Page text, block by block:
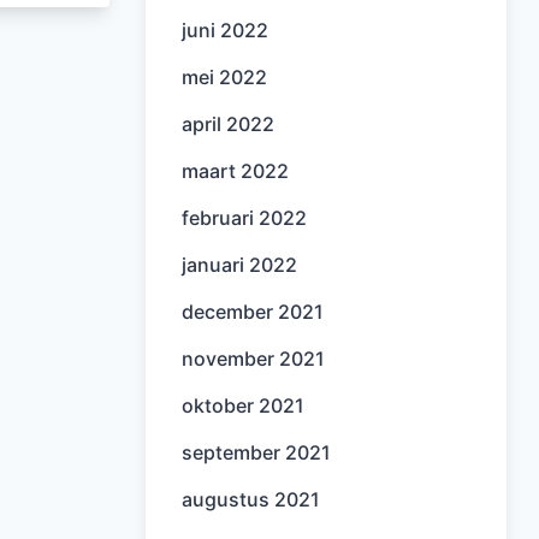
juni 2022
mei 2022
april 2022
maart 2022
februari 2022
januari 2022
december 2021
november 2021
oktober 2021
september 2021
augustus 2021